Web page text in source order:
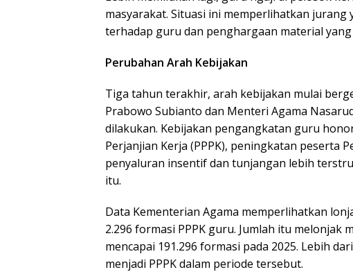
masyarakat. Situasi ini memperlihatkan
terhadap guru dan penghargaan material
Perubahan Arah Kebijakan
Tiga tahun terakhir, arah kebijakan mulai
Prabowo Subianto dan Menteri Agama
dilakukan. Kebijakan pengangkatan guru
Perjanjian Kerja (PPPK), peningkatan peserta
penyaluran insentif dan tunjangan lebih
itu.
Data Kementerian Agama memperlihatkan
2.296 formasi PPPK guru. Jumlah itu melonjak
mencapai 191.296 formasi pada 2025. Lebih
menjadi PPPK dalam periode tersebut.